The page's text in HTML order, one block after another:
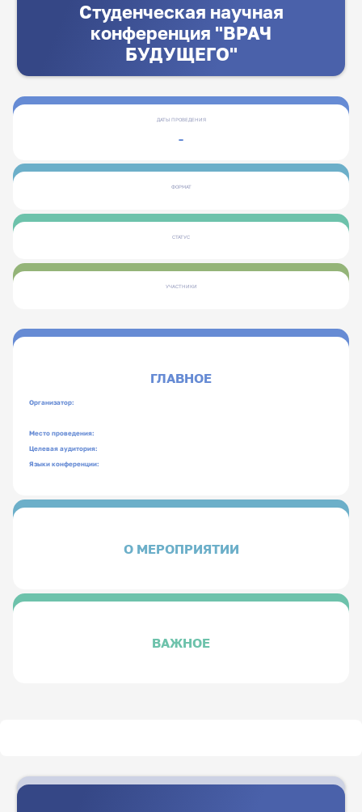
Студенческая научная
конференция "ВРАЧ
БУДУЩЕГО"
ДАТЫ ПРОВЕДЕНИЯ
-
ФОРМАТ
СТАТУС
УЧАСТНИКИ
ГЛАВНОЕ
Организатор:
Место проведения:
Целевая аудитория:
Языки конференции:
О МЕРОПРИЯТИИ
ВАЖНОЕ